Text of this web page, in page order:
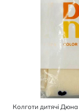
Колготи дитячі